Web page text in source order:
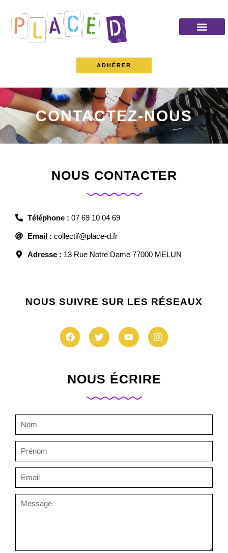
ADHÉRER
CONTACTEZ-NOUS
NOUS CONTACTER
Téléphone : 07 69 10 04 69
Email : collectif@place-d.fr
Adresse : 13 Rue Notre Dame 77000 MELUN
NOUS SUIVRE SUR LES RÉSEAUX
NOUS ÉCRIRE